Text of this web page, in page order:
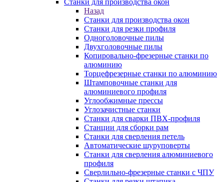
Станки для производства окон
Назад
Станки для производства окон
Станки для резки профиля
Одноголовочные пилы
Двухголовочные пилы
Копировально-фрезерные станки по
алюминию
Торцефрезерные станки по алюминию
Штамповочные станки для
алюминиевого профиля
Углообжимные прессы
Углозачистные станки
Станки для сварки ПВХ-профиля
Станции для сборки рам
Станки для сверления петель
Автоматические шуруповерты
Станки для сверления алюминиевого
профиля
Сверлильно-фрезерные станки с ЧПУ